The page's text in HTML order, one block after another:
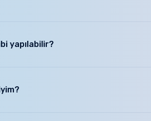
yapılabilir?
giriş çıkışı kontrol etmek amaçlı